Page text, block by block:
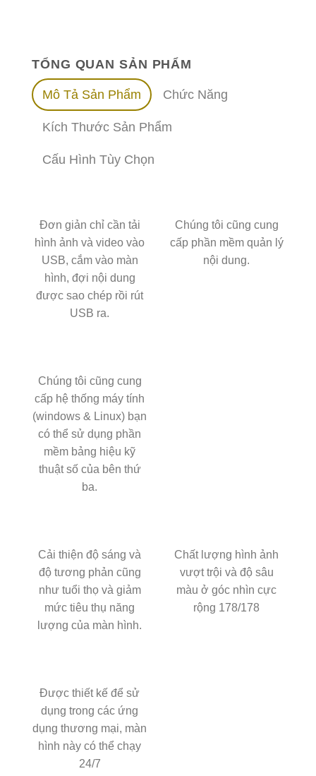
TỔNG QUAN SẢN PHẨM
Mô Tả Sản Phẩm Chức Năng
Kích Thước Sản Phẩm
Cấu Hình Tùy Chọn
Đơn giản chỉ cần tải
hình ảnh và video vào
USB, cắm vào màn
hình, đợi nội dung
được sao chép rồi rút
USB ra.
Chúng tôi cũng cung
cấp phần mềm quản lý
nội dung.
Chúng tôi cũng cung
cấp hệ thống máy tính
(windows & Linux) bạn
có thể sử dụng phần
mềm bảng hiệu kỹ
thuật số của bên thứ
ba.
Cải thiện độ sáng và
độ tương phản cũng
như tuổi thọ và giảm
mức tiêu thụ năng
lượng của màn hình.
Chất lượng hình ảnh
vượt trội và độ sâu
màu ở góc nhìn cực
rộng 178/178
Được thiết kế để sử
dụng trong các ứng
dụng thương mại, màn
hình này có thể chạy
24/7